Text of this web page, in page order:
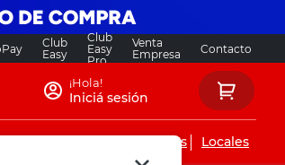
Club
Easy
Club
Easy
Pro
Venta
Empresa
Contacto
¡Hola!
Iniciá sesión
Servicios de instalaciones Locales